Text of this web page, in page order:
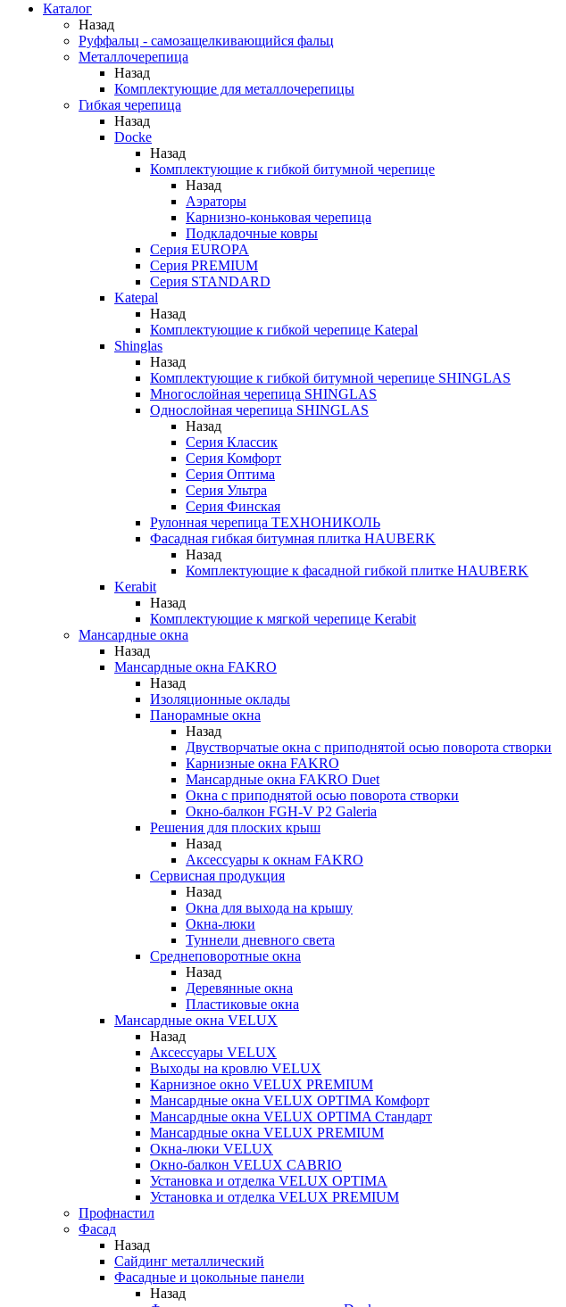
Каталог
Назад
Руффальц - самозащелкивающийся фальц
Металлочерепица
Назад
Комплектующие для металлочерепицы
Гибкая черепица
Назад
Docke
Назад
Комплектующие к гибкой битумной черепице
Назад
Аэраторы
Карнизно-коньковая черепица
Подкладочные ковры
Серия EUROPA
Серия PREMIUM
Серия STANDARD
Katepal
Назад
Комплектующие к гибкой черепице Katepal
Shinglas
Назад
Комплектующие к гибкой битумной черепице SHINGLAS
Многослойная черепица SHINGLAS
Однослойная черепица SHINGLAS
Назад
Серия Классик
Серия Комфорт
Серия Оптима
Серия Ультра
Серия Финская
Рулонная черепица ТЕХНОНИКОЛЬ
Фасадная гибкая битумная плитка HAUBERK
Назад
Комплектующие к фасадной гибкой плитке HAUBERK
Kerabit
Назад
Комплектующие к мягкой черепице Kerabit
Мансардные окна
Назад
Мансардные окна FAKRO
Назад
Изоляционные оклады
Панорамные окна
Назад
Двустворчатые окна с приподнятой осью поворота створки
Карнизные окна FAKRO
Мансардные окна FAKRO Duet
Окна с приподнятой осью поворота створки
Окно-балкон FGH-V P2 Galeria
Решения для плоских крыш
Назад
Аксессуары к окнам FAKRO
Сервисная продукция
Назад
Окна для выхода на крышу
Окна-люки
Туннели дневного света
Среднеповоротные окна
Назад
Деревянные окна
Пластиковые окна
Мансардные окна VELUX
Назад
Аксессуары VELUX
Выходы на кровлю VELUX
Карнизное окно VELUX PREMIUM
Мансардные окна VELUX OPTIMA Комфорт
Мансардные окна VELUX OPTIMA Стандарт
Мансардные окна VELUX PREMIUM
Окна-люки VELUX
Окно-балкон VELUX CABRIO
Установка и отделка VELUX OPTIMA
Установка и отделка VELUX PREMIUM
Профнастил
Фасад
Назад
Сайдинг металлический
Фасадные и цокольные панели
Назад